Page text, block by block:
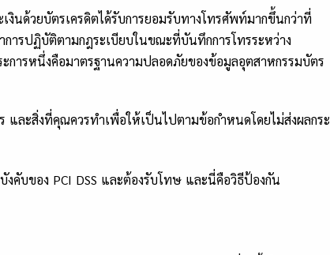
งินด้วยบัตรเครดิตได้รับการยอมรับทางโทรศัพท์มากขึ้นกว่าที่
การปฏิบัติตามกฎระเบียบในขณะที่บันทึกการโทรระหว่าง
ารหนึ่งคือมาตรฐานความปลอดภัยของข้อมูลอุตสาหกรรมบัตร
และสิ่งที่คุณควรทำเพื่อให้เป็นไปตามข้อกำหนดโดยไม่ส่งผลกระ